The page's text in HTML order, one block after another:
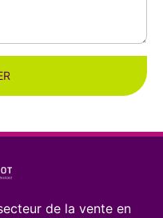
de la vente en